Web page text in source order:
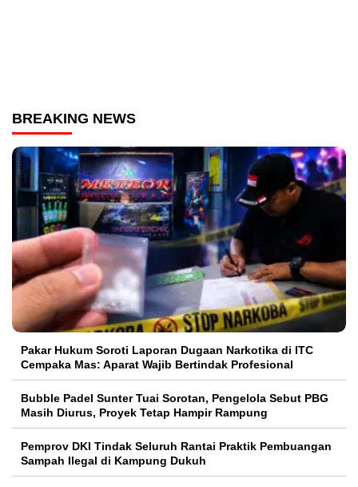
BREAKING NEWS
Pakar Hukum Soroti Laporan Dugaan Narkotika di ITC
Cempaka Mas: Aparat Wajib Bertindak Profesional
Bubble Padel Sunter Tuai Sorotan, Pengelola Sebut PBG
Masih Diurus, Proyek Tetap Hampir Rampung
Pemprov DKI Tindak Seluruh Rantai Praktik Pembuangan
Sampah Ilegal di Kampung Dukuh